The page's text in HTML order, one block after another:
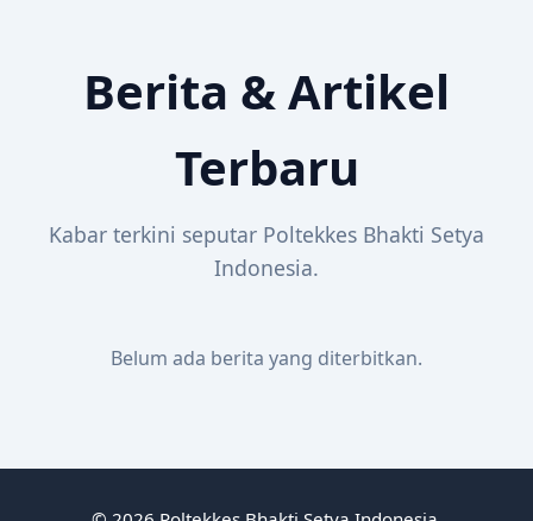
Berita & Artikel
Terbaru
Kabar terkini seputar Poltekkes Bhakti Setya
Indonesia.
Belum ada berita yang diterbitkan.